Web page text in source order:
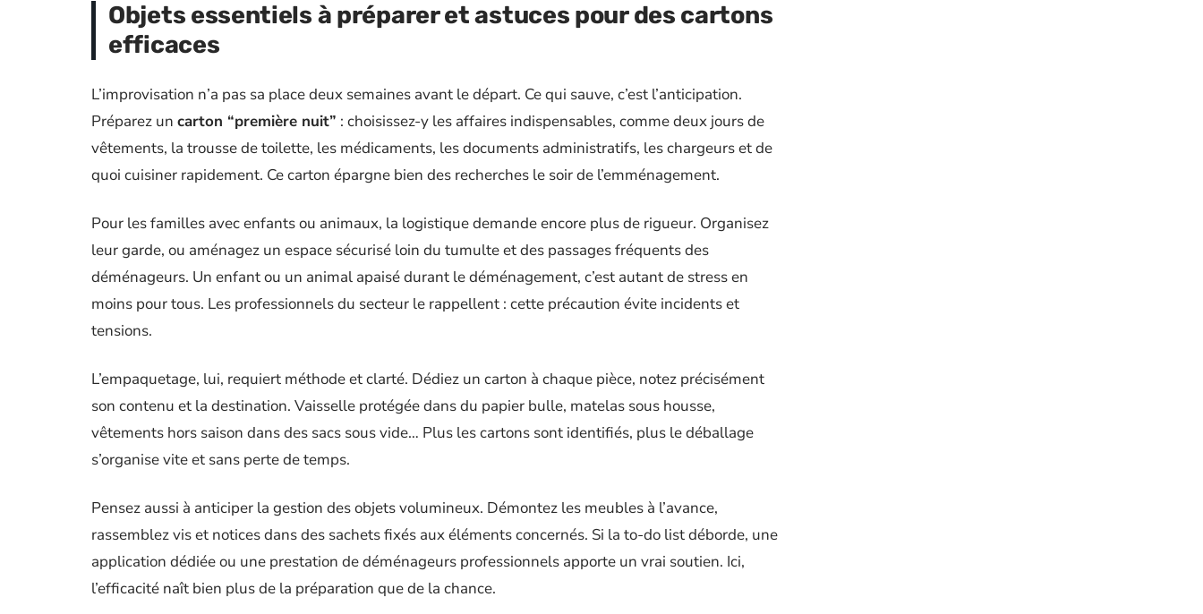
Objets essentiels à préparer et astuces pour des cartons
efficaces
L’improvisation n’a pas sa place deux semaines avant le départ. Ce qui sauve, c’est l’anticipation.
Préparez un carton “première nuit” : choisissez-y les affaires indispensables, comme deux jours de
vêtements, la trousse de toilette, les médicaments, les documents administratifs, les chargeurs et de
quoi cuisiner rapidement. Ce carton épargne bien des recherches le soir de l’emménagement.
Pour les familles avec enfants ou animaux, la logistique demande encore plus de rigueur. Organisez
leur garde, ou aménagez un espace sécurisé loin du tumulte et des passages fréquents des
déménageurs. Un enfant ou un animal apaisé durant le déménagement, c’est autant de stress en
moins pour tous. Les professionnels du secteur le rappellent : cette précaution évite incidents et
tensions.
L’empaquetage, lui, requiert méthode et clarté. Dédiez un carton à chaque pièce, notez précisément
son contenu et la destination. Vaisselle protégée dans du papier bulle, matelas sous housse,
vêtements hors saison dans des sacs sous vide… Plus les cartons sont identifiés, plus le déballage
s’organise vite et sans perte de temps.
Pensez aussi à anticiper la gestion des objets volumineux. Démontez les meubles à l’avance,
rassemblez vis et notices dans des sachets fixés aux éléments concernés. Si la to-do list déborde, une
application dédiée ou une prestation de déménageurs professionnels apporte un vrai soutien. Ici,
l’efficacité naît bien plus de la préparation que de la chance.